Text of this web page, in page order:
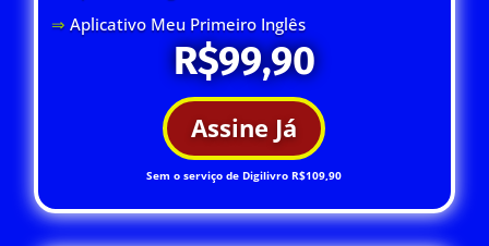
⇒Aplicativo Meu Primeiro Inglês
R$99,90
Assine Já
Sem o serviço de Digilivro R$109,90